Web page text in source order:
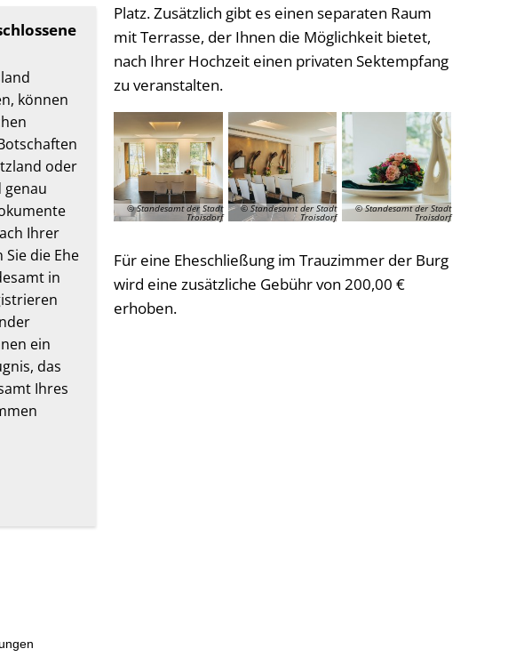
können
oder
genau
Ihrer
die Ehe
in
ein
das
Ihres
Platz. Zusätzlich gibt es einen separaten Raum
mit Terrasse, der Ihnen die Möglichkeit bietet,
nach Ihrer Hochzeit einen privaten Sektempfang
zu veranstalten.
© Standesamt der Stadt
Troisdorf
© Standesamt der Stadt
Troisdorf
© Standesamt der Stadt
Troisdorf
Für eine Eheschließung im Trauzimmer der Burg
wird eine zusätzliche Gebühr von 200,00 €
erhoben.